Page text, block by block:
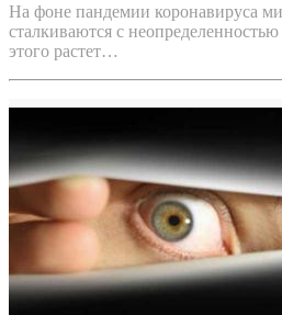
На фоне пандемии коронавируса
сталкиваются с
этого растет…